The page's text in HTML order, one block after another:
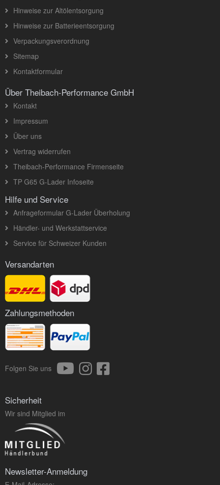
Hinweise zur Altölentsorgung
Hinweise zur Batterieentsorgung
Verpackungsverordnung
Sitemap
Kontaktformular
Über Theibach-Performance GmbH
Kontakt
Impressum
Über uns
Vertrag widerrufen
Theibach-Performance Firmenseite
TP G65 G-Lader Infoseite
Hilfe und Service
Anfrageformular G-Lader Überholung
Händler- und Werkstattservice
Service für Schweizer Kunden
Versandarten
Zahlungsmethoden
Folgen Sie uns
Sicherheit
Wir sind Mitglied im
Newsletter-Anmeldung